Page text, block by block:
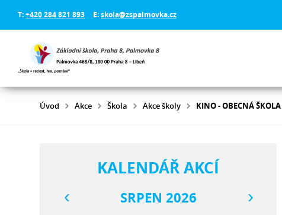
T:+420 284 821 893 E:skola@zspalmovka.cz
Úvod Akce Škola Akce školy KINO - OBECNÁ ŠKOLA
KALENDÁŘ AKCÍ
SRPEN 2026